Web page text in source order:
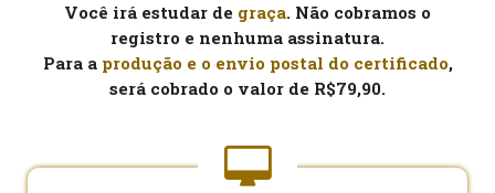
Você irá estudar de graça. Não cobramos o
registro e nenhuma assinatura.
Para a produção e o envio postal do certificado,
será cobrado o valor de R$79,90.